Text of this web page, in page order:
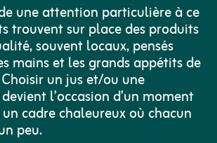
une attention particulière à ce
trouvent sur place des produits
souvent locaux, pensés
mains et les grands appétits de
un jus et/ou une
l’occasion d’un moment
cadre chaleureux où chacun
peu.​